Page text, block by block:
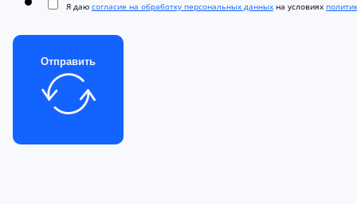
Я даю согласие на обработку персональных данных на условиях
Отправить